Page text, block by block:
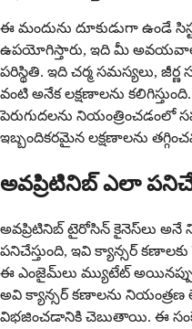
ఈ మందును దూకుడుగా ఉండే
ఉపయోగిస్తారు, ఇది మీ
పరిస్థితి. ఇది చర్మ సమస్యలు,
వంటి అనేక లక్షణాలను
పెరుగుదలను
ఇబ్బందికరమైన లక్షణాలను
అవప్రిటినిబ్ ఎలా
అవప్రిటినిబ్ టైరోసిన్ కైనెస్‌లు అనే
పనిచేస్తుంది, ఇవి క్యాన్సర్
ఈ ఎంజైమ్‌లు మ్యుటేట్
అవి క్యాన్సర్ కణాలను
విభజించడానికి చెబుతాయి. ఈ